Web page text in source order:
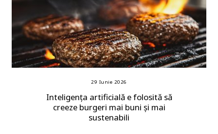
29 Iunie 2026
Inteligența artificială e folosită să
creeze burgeri mai buni și mai
sustenabili